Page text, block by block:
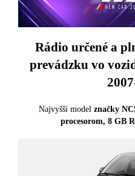
Rádio určené a
prevádzku vo
Najvyšší model značky
procesorom, 8 GB